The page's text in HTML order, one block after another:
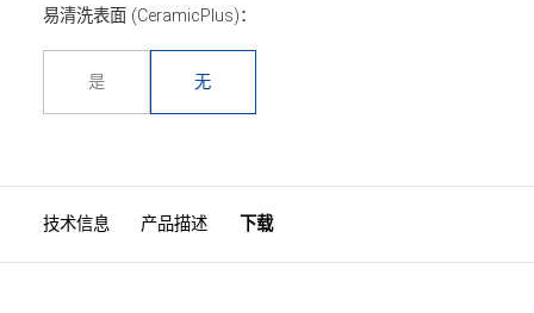
易清洗表面 (CeramicPlus)：
是 无
技术信息 产品描述 下载